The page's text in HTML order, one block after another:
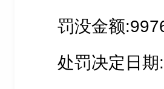
罚没金额
处罚决定日